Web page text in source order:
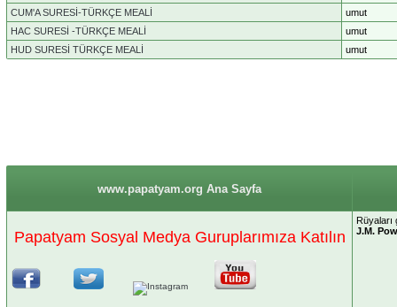
CUM'A SURESİ-TÜRKÇE MEALİ
umut
HAC SURESİ -TÜRKÇE MEALİ
umut
HUD SURESİ TÜRKÇE MEALİ
umut
www.papatyam.org Ana Sayfa
Papatyam Sosyal Medya Guruplarımıza Katılın
J.M.